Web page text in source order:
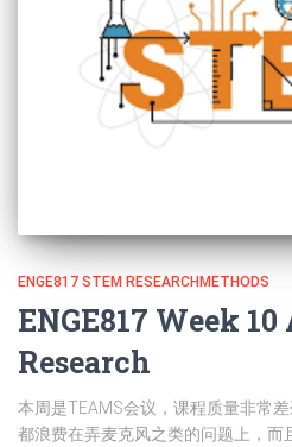
ENGE817 STEM RESEARCHMETHODS
ENGE817 Week
Research
本周是TEAMS会议，课程质量非常
都浪费在弄麦克风之类的问题上，而